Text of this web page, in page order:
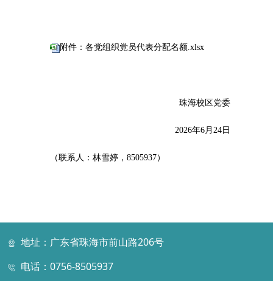
附件：各党组织党员代表分配名额.xlsx
珠海校区党委
2026年6月24日
（联系人：林雪婷，8505937）
地址：广东省珠海市前山路206号
电话：0756-8505937